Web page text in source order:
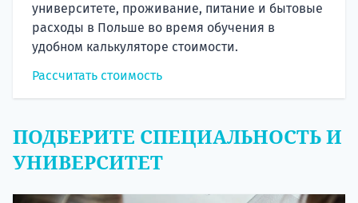
университете, проживание, питание и бытовые
расходы в Польше во время обучения в
удобном калькуляторе стоимости.
Рассчитать стоимость
ПОДБЕРИТЕ СПЕЦИАЛЬНОСТЬ И
УНИВЕРСИТЕТ